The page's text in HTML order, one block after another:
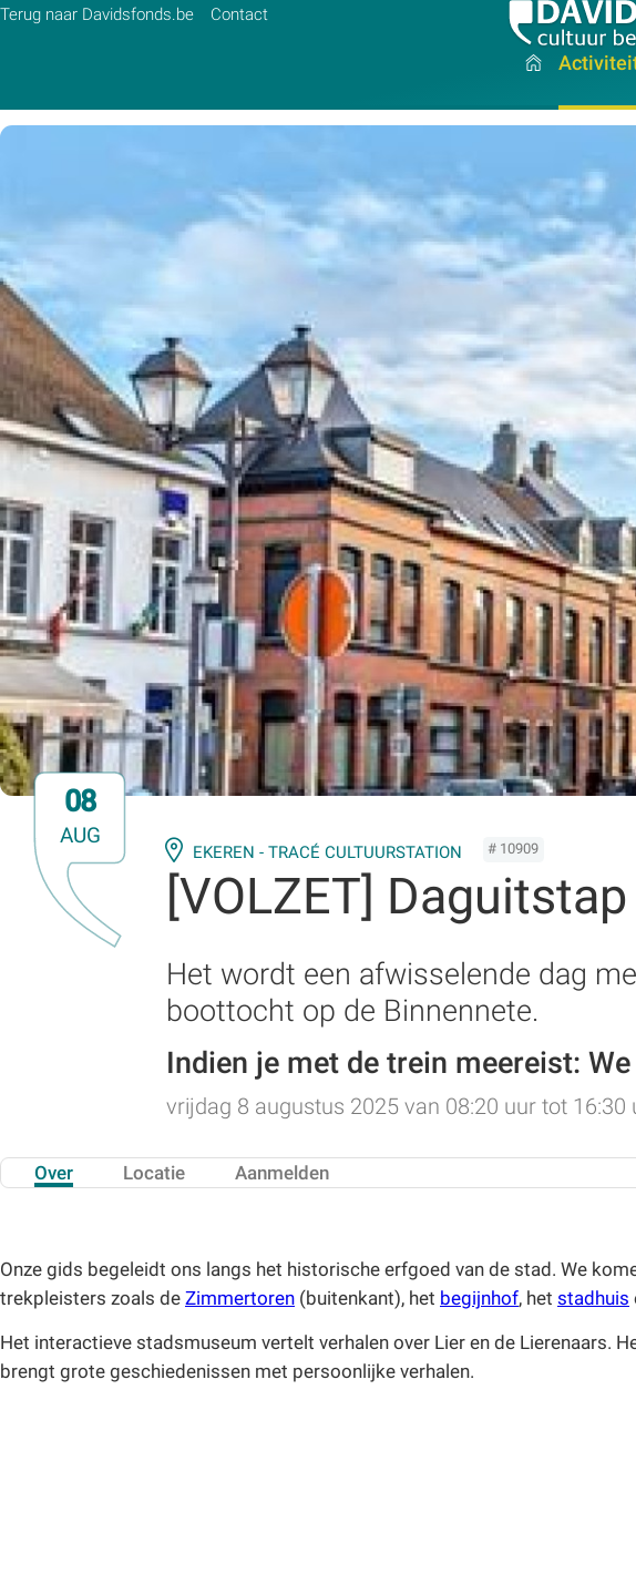
Terug naar Davidsfonds.be Contact
08
AUG
EKEREN - TRACÉ CULTUURSTATION # 10909
[VOLZET] Daguitstap
Het wordt een afwisselende dag
boottocht op de Binnennete.
Indien je met de trein meereist:
vrijdag 8 augustus 2025 van 08:20 uur tot 16:30
Over Locatie Aanmelden
Onze gids begeleidt ons langs het historische erfgoed van de stad. We
trekpleisters zoals de Zimmertoren (buitenkant), het begijnhof, het stadhuis
Het interactieve stadsmuseum vertelt verhalen over Lier en de Lierenaars.
brengt grote geschiedenissen met persoonlijke verhalen.